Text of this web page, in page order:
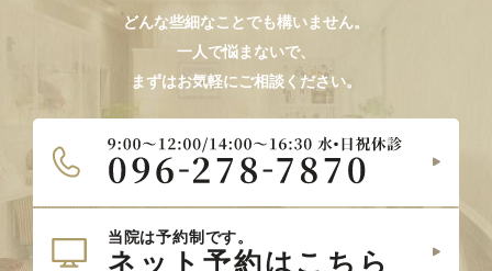
どんな些細なことでも構いません。
一人で悩まないで、
まずはお気軽にご相談ください。